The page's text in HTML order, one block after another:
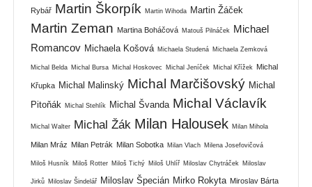
Rybář Martin Škorpík Martin Wihoda Martin Žáček
Martin Zeman Martina Boháčová Matouš Pilnáček
Michael
Romancov Michaela Košová Michaela Studená Michaela Zemková
Michal Belda Michal Bursa Michal Hoskovec Michal Jeníček Michal Křížek Michal
Křupka Michal Malinský Michal Marčišovský Michal
Pitoňák
Michal Stehlík Michal Švanda Michal Václavík
Michal Walter Michal Žák Milan Halousek Milan Mihola
Milan Mráz Milan Petrák Milan Sobotka Milan Vlach Milena Josefovičová
Miloš Husník Miloš Rotter Miloš Tichý Miloš Uhlíř Miloslav Chytráček Miloslav
Jirků Miloslav Šindelář Miloslav Špecián Mirko Rokyta Miroslav Bárta